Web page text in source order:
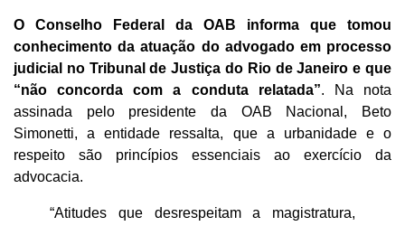
O Conselho Federal da OAB informa que tomou
conhecimento da atuação do advogado em processo
judicial no Tribunal de Justiça do Rio de Janeiro e que
“não concorda com a conduta relatada”. Na nota
assinada pelo presidente da OAB Nacional, Beto
Simonetti, a entidade ressalta, que a urbanidade e o
respeito são princípios essenciais ao exercício da
advocacia.
“Atitudes que desrespeitam a magistratura,